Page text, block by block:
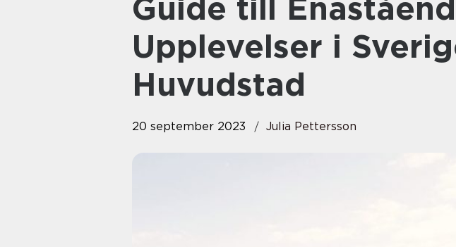
Guide till
Upplevelser i
Huvudstad
20 september 2023 Julia Pettersson